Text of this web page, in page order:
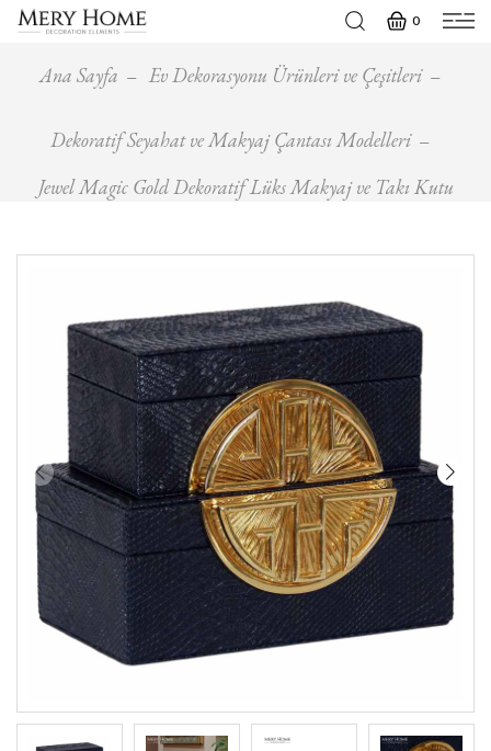
0
Ana Sayfa Ev Dekorasyonu Ürünleri ve Çeşitleri
Dekoratif Seyahat ve Makyaj Çantası Modelleri
Jewel Magic Gold Dekoratif Lüks Makyaj ve Takı Kutu